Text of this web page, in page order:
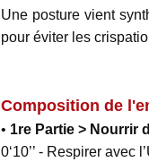
Une posture vient
pour éviter les
Composition de
• 1re Partie > Nourrir
0‘10’’ - Respirer avec